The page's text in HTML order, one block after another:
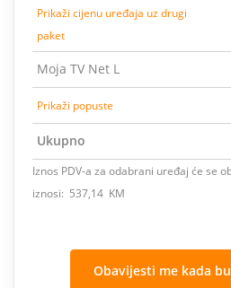
Prikaži cijenu uređaja uz drugi
paket
Moja TV Net L
Prikaži popuste
Ukupno
Iznos PDV-a za odabrani uređaj će se
iznosi: 537,14 KM
Obavijesti me kada